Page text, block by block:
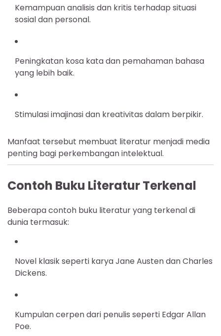
Kemampuan analisis dan kritis terhadap situasi
sosial dan personal.
Peningkatan kosa kata dan pemahaman bahasa
yang lebih baik.
Stimulasi imajinasi dan kreativitas dalam berpikir.
Manfaat tersebut membuat literatur menjadi media
penting bagi perkembangan intelektual.
Contoh Buku Literatur Terkenal
Beberapa contoh buku literatur yang terkenal di
dunia termasuk:
Novel klasik seperti karya Jane Austen dan Charles
Dickens.
Kumpulan cerpen dari penulis seperti Edgar Allan
Poe.